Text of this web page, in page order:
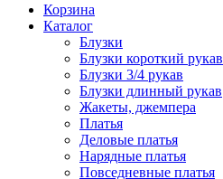
Корзина
Каталог
Блузки
Блузки короткий рукав
Блузки 3/4 рукав
Блузки длинный рукав
Жакеты, джемпера
Платья
Деловые платья
Нарядные платья
Повседневные платья